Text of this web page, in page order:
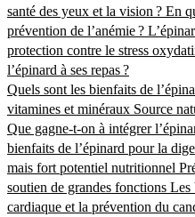
santé des yeux et la vision ? En
prévention de l’anémie ?
protection contre le stress
l’épinard à ses repas ?
Quels sont les bienfaits de
vitamines et minéraux Source
Que gagne-t-on à intégrer
bienfaits de l’épinard pour la
mais fort potentiel nutritionnel
soutien de grandes fonctions Les
cardiaque et la prévention du